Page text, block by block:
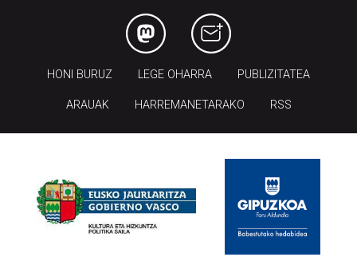
HONI BURUZ LEGE OHARRA PUBLIZITATEA
ARAUAK HARREMANETARAKO RSS